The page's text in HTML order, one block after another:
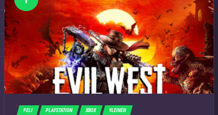
PELI PLAYSTATION XBOX YLEINEN